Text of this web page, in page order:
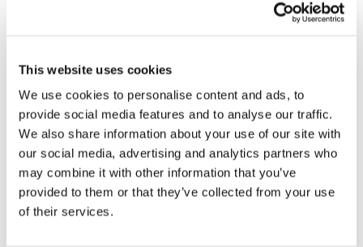
This website uses cookies
We use cookies to personalise content and ads, to
provide social media features and to analyse our traffic.
We also share information about your use of our site with
our social media, advertising and analytics partners who
may combine it with other information that you’ve
provided to them or that they’ve collected from your use
of their services.